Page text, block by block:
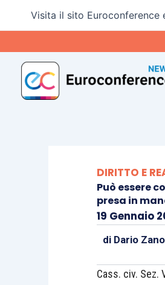
Visita il sito
DIRITTO E
Può essere
presa in
19 Gennaio
di Dario
Cass. civ. Sez.